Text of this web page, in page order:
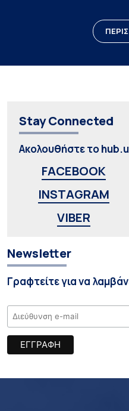
Stay Connected
Ακολουθήστε το
FACEBOOK
INSTAGRAM
VIBER
Newsletter
Γραφτείτε για να